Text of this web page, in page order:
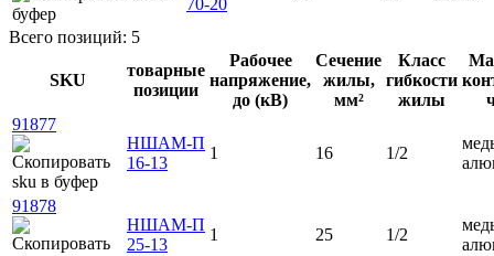
70-20
Всего позиций: 5
SKU
товарные
позиции
Рабочее
напряжение,
до (кВ)
Сечение
жилы,
мм²
Класс
гибкости
жилы
91877
НШАМ-П
16-13
1 16 1/2
91878
НШАМ-П
25-13
1 25 1/2